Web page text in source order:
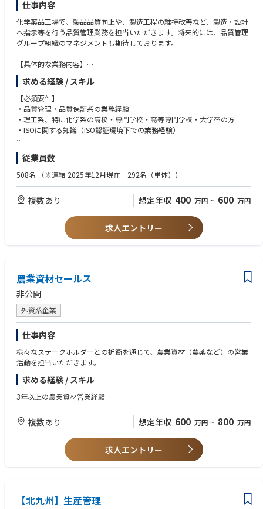
仕事内容
化学薬品工場で、製品品質向上や、製造工程の維持改善など、製造・設計
へ指示等を行う品質管理業務を担当いただきます。将来的には、品質管理
グループ組織のマネジメントも期待しております。
【具体的な業務内容】
・製品検査、指導育成等の品質管理や工程管理
・不具合の原因解析やその再発防止策の検討
・初期流動や変更/変動等の管理および処置検討
・計測機器の管理
・製品の信頼性試験等の製品評価 など
【当社事業の魅力】
るための世界TOPクラスの金属表面処理技術）などが順調で、製品の軽量
化等を背景に電子基板以外の領域、例えば自動車業界などでも金属と樹脂
の接合技術が非常に注目されています。
【補足】
それまでは長岡工場、尼崎工場で約半年ずつ勤務いただきます。
※初任地は長岡工場。初任地への転居費用は借上げ社宅適用の場合は会社
求める経験 / スキル
【必須要件】
・品質管理・品質保証系の業務経験
・理工系、特に化学系の高校・専門学校・高等専門学校・大学卒の方
・ISOに関する知識（ISO認証環境下での業務経験）
【歓迎資格】
・QC検定3級以上
交渉力／調整力／提案力／俯瞰的視点／問題解決力／観察力(眼)／論理性
従業員数
508名 （※連結 2025年12月現在 292名（単体））
複数あり 想定年収 400 万円 ~ 600 万円
求人エントリー
農業資材セールス
非公開
外資系企業
仕事内容
様々なステークホルダーとの折衝を通じて、農業資材（農薬など）の営業
活動を担当いただきます。
求める経験 / スキル
3年以上の農業資材営業経験
複数あり 想定年収 600 万円 ~ 800 万円
求人エントリー
【北九州】生産管理